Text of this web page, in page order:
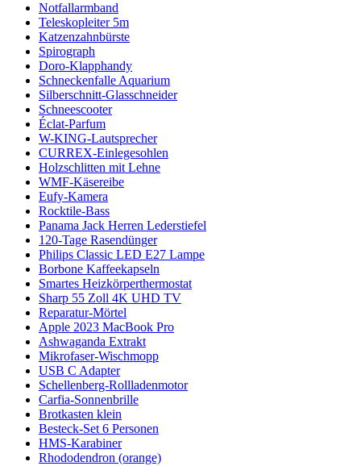
Notfallarmband
Teleskopleiter 5m
Katzenzahnbürste
Spirograph
Doro-Klapphandy
Schneckenfalle Aquarium
Silberschnitt-Glasschneider
Schneescooter
Éclat-Parfum
W-KING-Lautsprecher
CURREX-Einlegesohlen
Holzschlitten mit Lehne
WMF-Käsereibe
Eufy-Kamera
Rocktile-Bass
Panama Jack Herren Lederstiefel
120-Tage Rasendünger
Philips Classic LED E27 Lampe
Borbone Kaffeekapseln
Smartes Heizkörperthermostat
Sharp 55 Zoll 4K UHD TV
Reparatur-Mörtel
Apple 2023 MacBook Pro
Ashwaganda Extrakt
Mikrofaser-Wischmopp
USB C Adapter
Schellenberg-Rollladenmotor
Carfia-Sonnenbrille
Brotkasten klein
Besteck-Set 6 Personen
HMS-Karabiner
Rhododendron (orange)